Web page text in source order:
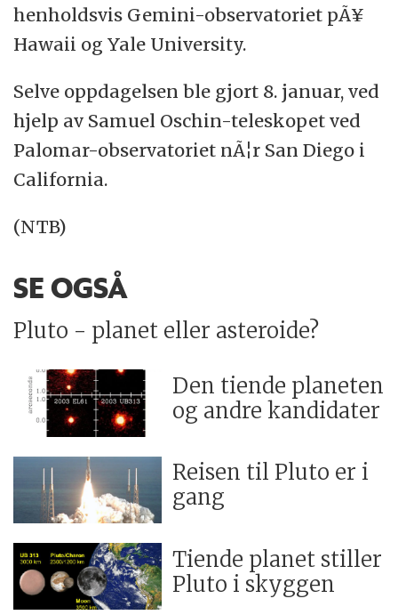
henholdsvis Gemini-observatoriet pÃ¥
Hawaii og Yale University.
Selve oppdagelsen ble gjort 8. januar, ved
hjelp av Samuel Oschin-teleskopet ved
Palomar-observatoriet nÃ¦r San Diego i
California.
(NTB)
SE OGSÅ
Pluto - planet eller asteroide?
Den tiende planeten
og andre kandidater
Reisen til Pluto er i
gang
Tiende planet stiller
Pluto i skyggen